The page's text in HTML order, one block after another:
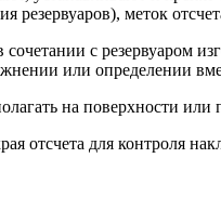
меток
с резервуаром
или определении
на поверхности
отсчета для контроля